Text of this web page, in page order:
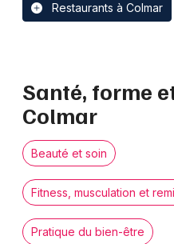
Restaurants à Colmar
Santé, forme
Colmar
Beauté et soin
Fitness, musculation et
Pratique du bien-être